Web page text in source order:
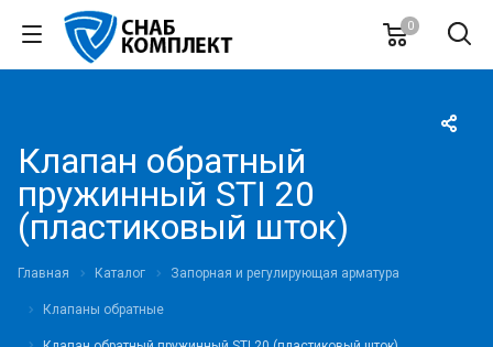
0
Клапан обратный
пружинный STI 20
(пластиковый шток)
Главная Каталог Запорная и регулирующая арматура
Клапаны обратные